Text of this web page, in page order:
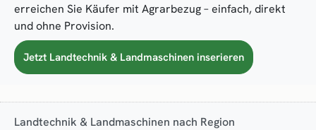
erreichen Sie Käufer mit Agrarbezug – einfach, direkt
und ohne Provision.
Jetzt Landtechnik & Landmaschinen inserieren
Landtechnik & Landmaschinen nach Region